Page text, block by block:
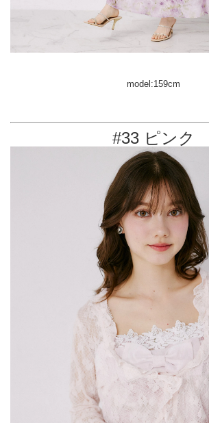
model:159cm
#33 ピンク